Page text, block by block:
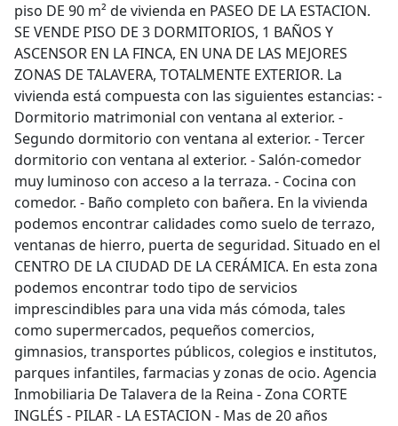
piso DE 90 m² de vivienda en PASEO DE LA ESTACION.
SE VENDE PISO DE 3 DORMITORIOS, 1 BAÑOS Y
ASCENSOR EN LA FINCA, EN UNA DE LAS MEJORES
ZONAS DE TALAVERA, TOTALMENTE EXTERIOR. La
vivienda está compuesta con las siguientes estancias: -
Dormitorio matrimonial con ventana al exterior. -
Segundo dormitorio con ventana al exterior. - Tercer
dormitorio con ventana al exterior. - Salón-comedor
muy luminoso con acceso a la terraza. - Cocina con
comedor. - Baño completo con bañera. En la vivienda
podemos encontrar calidades como suelo de terrazo,
ventanas de hierro, puerta de seguridad. Situado en el
CENTRO DE LA CIUDAD DE LA CERÁMICA. En esta zona
podemos encontrar todo tipo de servicios
imprescindibles para una vida más cómoda, tales
como supermercados, pequeños comercios,
gimnasios, transportes públicos, colegios e institutos,
parques infantiles, farmacias y zonas de ocio. Agencia
Inmobiliaria De Talavera de la Reina - Zona CORTE
INGLÉS - PILAR - LA ESTACION - Mas de 20 años